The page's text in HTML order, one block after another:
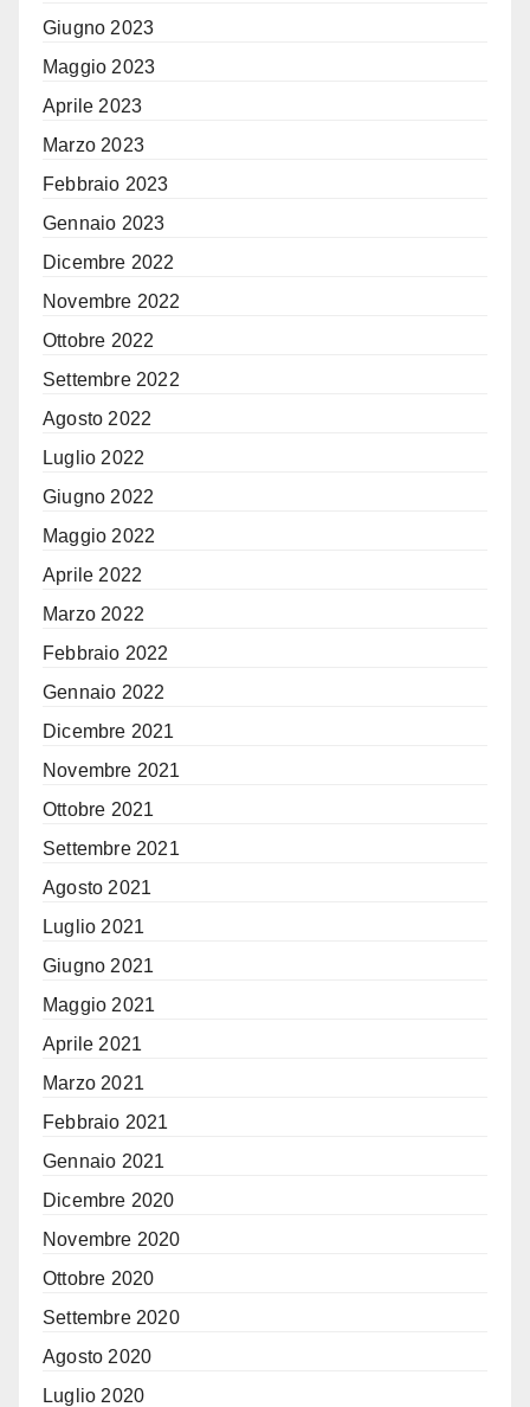
Giugno 2023
Maggio 2023
Aprile 2023
Marzo 2023
Febbraio 2023
Gennaio 2023
Dicembre 2022
Novembre 2022
Ottobre 2022
Settembre 2022
Agosto 2022
Luglio 2022
Giugno 2022
Maggio 2022
Aprile 2022
Marzo 2022
Febbraio 2022
Gennaio 2022
Dicembre 2021
Novembre 2021
Ottobre 2021
Settembre 2021
Agosto 2021
Luglio 2021
Giugno 2021
Maggio 2021
Aprile 2021
Marzo 2021
Febbraio 2021
Gennaio 2021
Dicembre 2020
Novembre 2020
Ottobre 2020
Settembre 2020
Agosto 2020
Luglio 2020